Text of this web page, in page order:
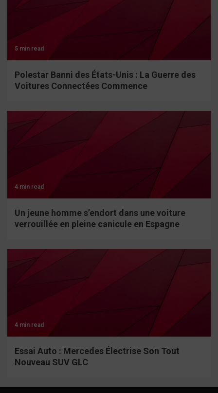
5 min read
Polestar Banni des États-Unis : La Guerre des
Voitures Connectées Commence
4 min read
Un jeune homme s’endort dans une voiture
verrouillée en pleine canicule en Espagne
4 min read
Essai Auto : Mercedes Électrise Son Tout
Nouveau SUV GLC